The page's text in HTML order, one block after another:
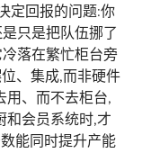
定回报的问题:你
只是把队伍挪了
落在繁忙柜台旁
、集成,而非硬件
用、而不去柜台,
和会员系统时,才
能同时提升产能